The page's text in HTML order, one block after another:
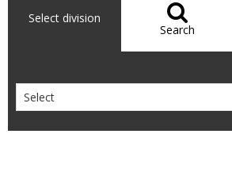
Select division 
Search